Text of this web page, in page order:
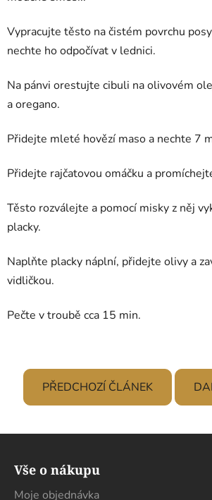
Vypracujte těsto na čistém povrchu
nechte ho odpočívat v lednici.
Na pánvi orestujte cibuli na olivovém
a oregano.
Přidejte mleté hovězí maso a nechte 7
Přidejte rajčatovou omáčku a
Těsto rozválejte a pomocí misky z něj
placky.
Naplňte placky náplní, přidejte olivy a
vidličkou.
Pečte v troubě cca 15 min.
PŘEDCHOZÍ ČLÁNEK
Z
Vše o nákupu
Moje objednávka